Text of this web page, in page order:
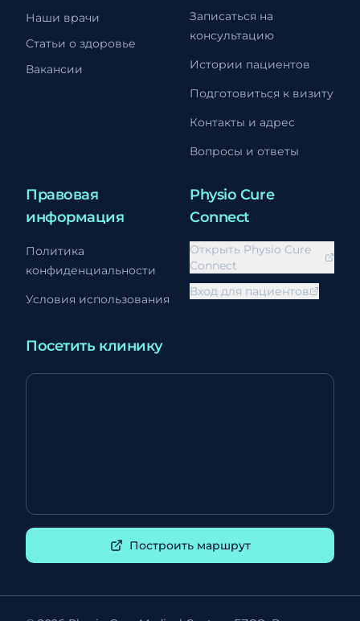
Наши врачи
Статьи о здоровье
Вакансии
Записаться на
консультацию
Истории пациентов
Подготовиться к визиту
Контакты и адрес
Вопросы и ответы
Правовая
информация
Политика
конфиденциальности
Условия использования
Physio Cure
Connect
Открыть Physio Cure
Connect
Вход для пациентов
Посетить клинику
Построить маршрут